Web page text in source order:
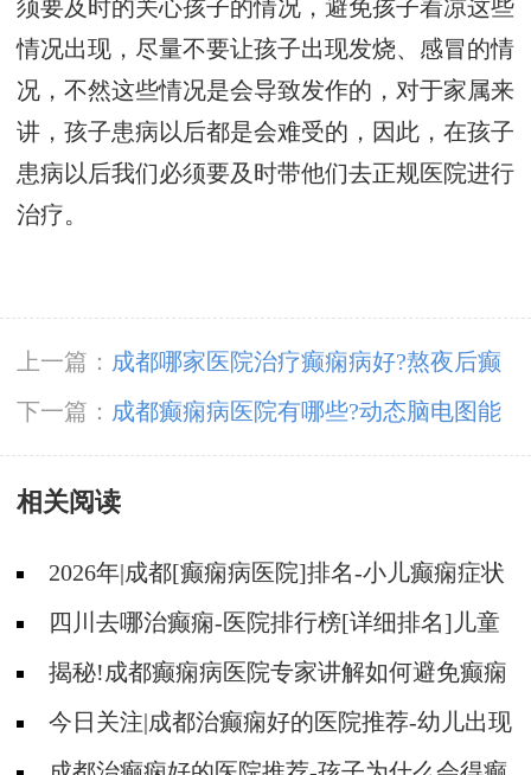
须要及时的关心孩子的情况，避免孩子着凉这些
情况出现，尽量不要让孩子出现发烧、感冒的情
况，不然这些情况是会导致发作的，对于家属来
讲，孩子患病以后都是会难受的，因此，在孩子
患病以后我们必须要及时带他们去正规医院进行
治疗。
上一篇： 成都哪家医院治疗癫痫病好?熬夜后癫
痫会发作吗
下一篇： 成都癫痫病医院有哪些?动态脑电图能
检查什么病
相关阅读
2026年|成都[癫痫病医院]排名-小儿癫痫症状
是什么?
四川去哪治癫痫-医院排行榜[详细排名]儿童
癫痫治疗要注意什么?
揭秘!成都癫痫病医院专家讲解如何避免癫痫
病的遗传给孩子?
今日关注|成都治癫痫好的医院推荐-幼儿出现